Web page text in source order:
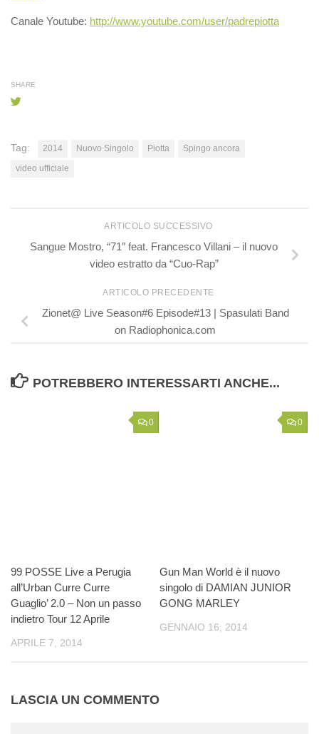
Canale Youtube: http://www.youtube.com/user/padrepiotta
SHARE
Tag: 2014 Nuovo Singolo Piotta
Spingo ancora
video ufficiale
ARTICOLO SUCCESSIVO
Sangue Mostro, “71″ feat. Francesco Villani – il nuovo
video estratto da “Cuo-Rap”
ARTICOLO PRECEDENTE
Zionet@ Live Season#6 Episode#13 | Spasulati Band
on Radiophonica.com
POTREBBERO INTERESSARTI ANCHE...
0
99 POSSE Live a Perugia
all’Urban Curre Curre
Guaglio’ 2.0 – Non un passo
indietro Tour 12 Aprile
APRILE 7, 2014
0
Gun Man World è il nuovo
singolo di DAMIAN JUNIOR
GONG MARLEY
GENNAIO 16, 2014
LASCIA UN COMMENTO